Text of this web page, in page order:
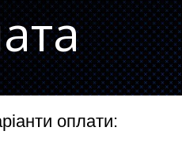
оплати: